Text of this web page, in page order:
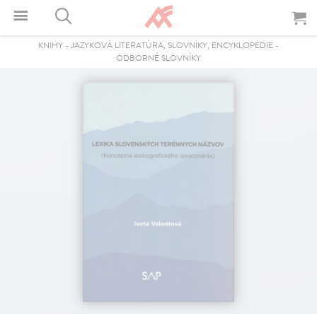
KNIHY - JAZYKOVÁ LITERATÚRA, SLOVNÍKY, ENCYKLOPÉDIE -
ODBORNÉ SLOVNÍKY